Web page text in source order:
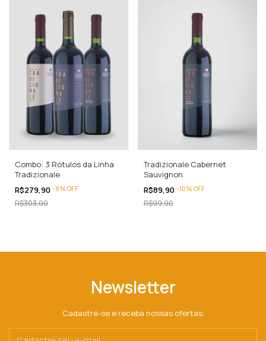
Combo: 3 Rótulos da Linha
Tradizionale
R$279,90 -8% OFF
R$303,00
Tradizionale Cabernet
Sauvignon
R$89,90 -10% OFF
R$99,90
Newsletter
Cadastre-se e receba nossas ofertas.